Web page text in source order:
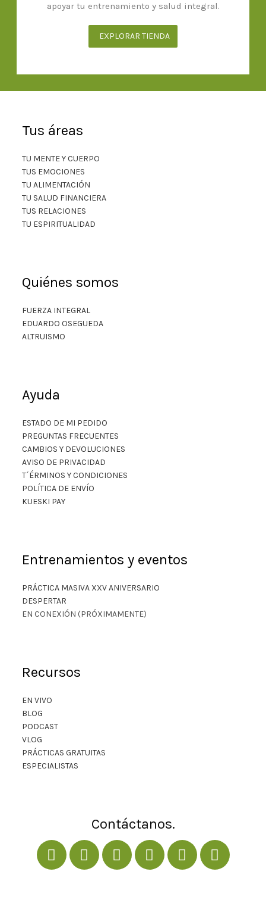
apoyar tu entrenamiento y salud integral.
EXPLORAR TIENDA
Tus áreas
TU MENTE Y CUERPO
TUS EMOCIONES
TU ALIMENTACIÓN
TU SALUD FINANCIERA
TUS RELACIONES
TU ESPIRITUALIDAD
Quiénes somos
FUERZA INTEGRAL
EDUARDO OSEGUEDA
ALTRUISMO
Ayuda
ESTADO DE MI PEDIDO
PREGUNTAS FRECUENTES
CAMBIOS Y DEVOLUCIONES
AVISO DE PRIVACIDAD
T´ÉRMINOS Y CONDICIONES
POLÍTICA DE ENVÍO
KUESKI PAY
Entrenamientos y eventos
PRÁCTICA MASIVA XXV ANIVERSARIO
DESPERTAR
EN CONEXIÓN (PRÓXIMAMENTE)
Recursos
EN VIVO
BLOG
PODCAST
VLOG
PRÁCTICAS GRATUITAS
ESPECIALISTAS
Contáctanos.